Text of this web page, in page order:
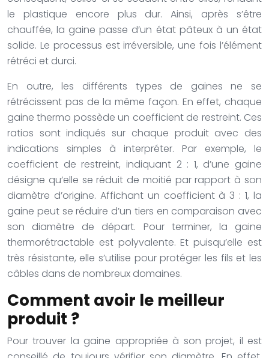
le plastique encore plus dur. Ainsi, après s’être
chauffée, la gaine passe d’un état pâteux à un état
solide. Le processus est irréversible, une fois l’élément
rétréci et durci.
En outre, les différents types de gaines ne se
rétrécissent pas de la même façon. En effet, chaque
gaine thermo possède un coefficient de restreint. Ces
ratios sont indiqués sur chaque produit avec des
indications simples à interpréter. Par exemple, le
coefficient de restreint, indiquant 2 : 1, d’une gaine
désigne qu’elle se réduit de moitié par rapport à son
diamètre d’origine. Affichant un coefficient à 3 : 1, la
gaine peut se réduire d’un tiers en comparaison avec
son diamètre de départ. Pour terminer, la gaine
thermorétractable est polyvalente. Et puisqu’elle est
très résistante, elle s’utilise pour protéger les fils et les
câbles dans de nombreux domaines.
Comment avoir le meilleur
produit ?
Pour trouver la gaine appropriée à son projet, il est